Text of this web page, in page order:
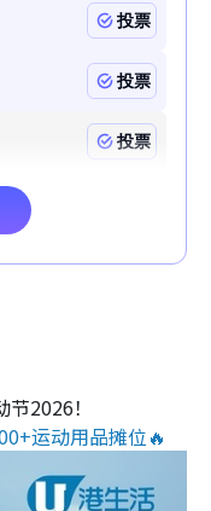
2026！
运动用品摊位🔥